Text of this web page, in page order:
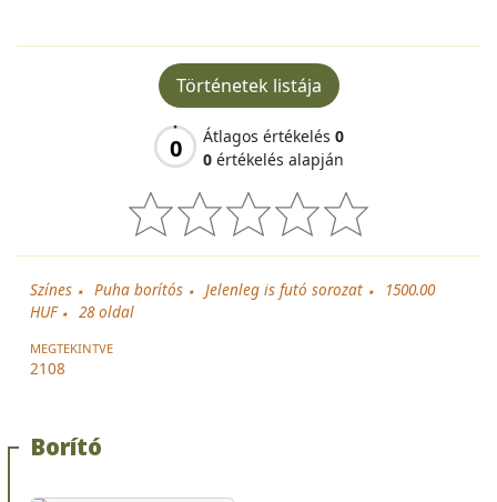
Történetek listája
0 Átlagos értékelés 0
0 értékelés alapján
Színes Puha borítós Jelenleg is futó sorozat
1500.00
HUF
28oldal
MEGTEKINTVE
2108
Borító